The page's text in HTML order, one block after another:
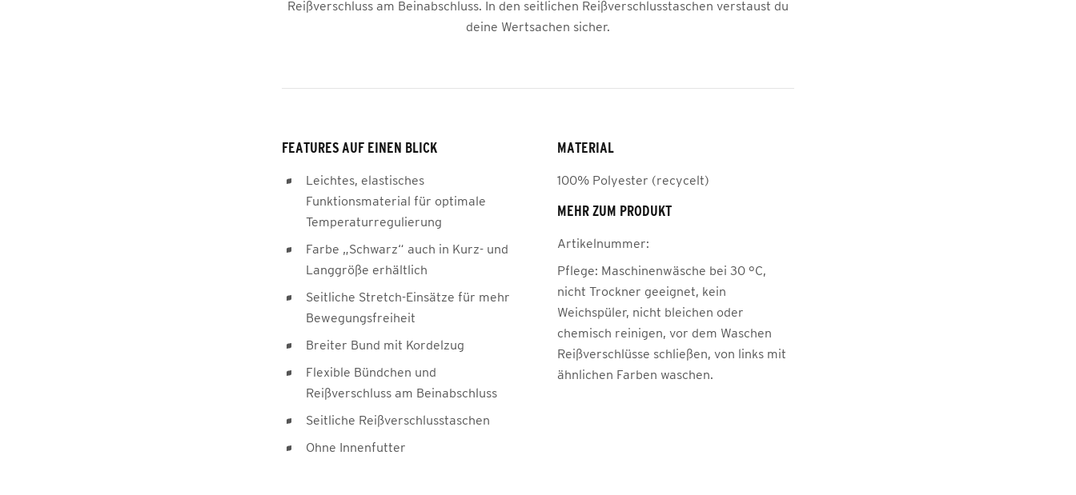
Reißverschluss am Beinabschluss. In den seitlichen Reißverschlusstaschen verstaust du
deine Wertsachen sicher.
FEATURES AUF EINEN BLICK
Leichtes, elastisches
Funktionsmaterial für optimale
Temperaturregulierung
Farbe „Schwarz“ auch in Kurz- und
Langgröße erhältlich
Seitliche Stretch-Einsätze für mehr
Bewegungsfreiheit
Breiter Bund mit Kordelzug
Flexible Bündchen und
Reißverschluss am Beinabschluss
Seitliche Reißverschlusstaschen
Ohne Innenfutter
MATERIAL
100% Polyester (recycelt)
MEHR ZUM PRODUKT
Artikelnummer:
Pflege: Maschinenwäsche bei 30 °C,
nicht Trockner geeignet, kein
Weichspüler, nicht bleichen oder
chemisch reinigen, vor dem Waschen
Reißverschlüsse schließen, von links mit
ähnlichen Farben waschen.